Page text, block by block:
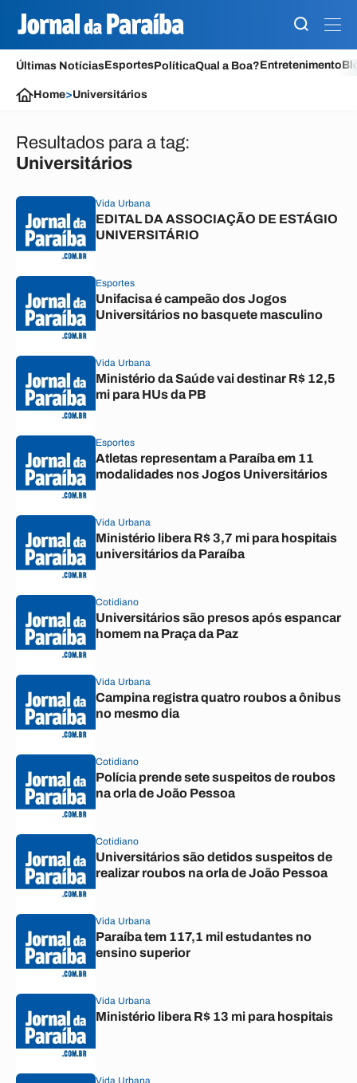
Últimas NotíciasEsportesPolíticaQual a Boa?Entretenimento
Home>Universitários
Resultados para a tag:
Universitários
Vida Urbana
EDITAL DA ASSOCIAÇÃO DE ESTÁGIO
UNIVERSITÁRIO
Esportes
Unifacisa é campeão dos Jogos
Universitários no basquete masculino
Vida Urbana
Ministério da Saúde vai destinar R$ 12,5
mi para HUs da PB
Esportes
Atletas representam a Paraíba em 11
modalidades nos Jogos Universitários
Vida Urbana
Ministério libera R$ 3,7 mi para hospitais
universitários da Paraíba
Cotidiano
Universitários são presos após espancar
homem na Praça da Paz
Vida Urbana
Campina registra quatro roubos a ônibus
no mesmo dia
Cotidiano
Polícia prende sete suspeitos de roubos
na orla de João Pessoa
Cotidiano
Universitários são detidos suspeitos de
realizar roubos na orla de João Pessoa
Vida Urbana
Paraíba tem 117,1 mil estudantes no
ensino superior
Vida Urbana
Ministério libera R$ 13 mi para hospitais
Vida Urbana